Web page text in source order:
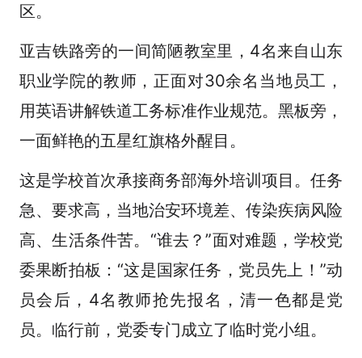
区。
亚吉铁路旁的一间简陋教室里，4名来自山东
职业学院的教师，正面对30余名当地员工，
用英语讲解铁道工务标准作业规范。黑板旁，
一面鲜艳的五星红旗格外醒目。
这是学校首次承接商务部海外培训项目。任务
急、要求高，当地治安环境差、传染疾病风险
高、生活条件苦。“谁去？”面对难题，学校党
委果断拍板：“这是国家任务，党员先上！”动
员会后，4名教师抢先报名，清一色都是党
员。临行前，党委专门成立了临时党小组。